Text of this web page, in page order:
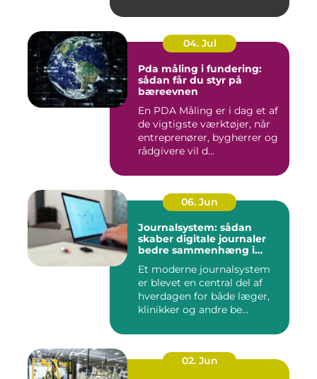
04. Jul
Pda måling i fundering:
sådan får du styr på
bæreevnen
En PDA Måling er i dag et af
de vigtigste værktøjer, når
entreprenører, bygherrer og
rådgivere vil d...
06. Jun
Journalsystem: sådan
skaber digitale journaler
bedre sammenhæng i
Et moderne journalsystem
er blevet en central del af
hverdagen for både læger,
klinikker og andre be...
02. Jun